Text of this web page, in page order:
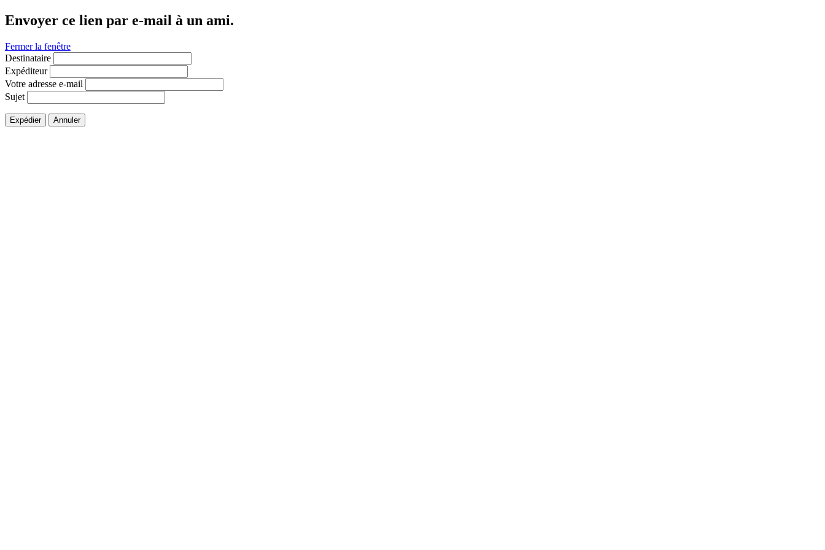
Envoyer ce lien par e-mail à un ami.
Fermer la fenêtre
Destinataire
Expéditeur
Votre adresse e-mail
Sujet
Expédier Annuler